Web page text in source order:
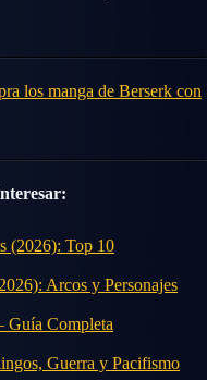
los manga de Berserk con
(2026): Top 10
Arcos y Personajes
Completa
Guerra y Pacifismo